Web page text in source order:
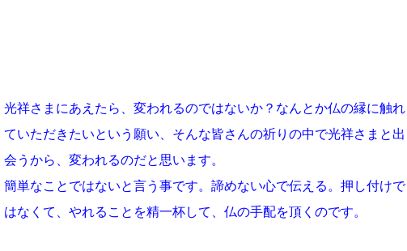
光祥さまにあえたら、変われるのではないか？なんとか仏の縁に触れ
ていただきたいという願い、そんな皆さんの祈りの中で光祥さまと出
会うから、変われるのだと思います。
簡単なことではないと言う事です。諦めない心で伝える。押し付けで
はなくて、やれることを精一杯して、仏の手配を頂くのです。